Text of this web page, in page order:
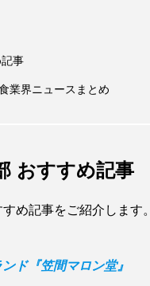
事
業界ニュースまとめ
おすすめ記事
め記事をご紹介します。
ド『笠間マロン堂』